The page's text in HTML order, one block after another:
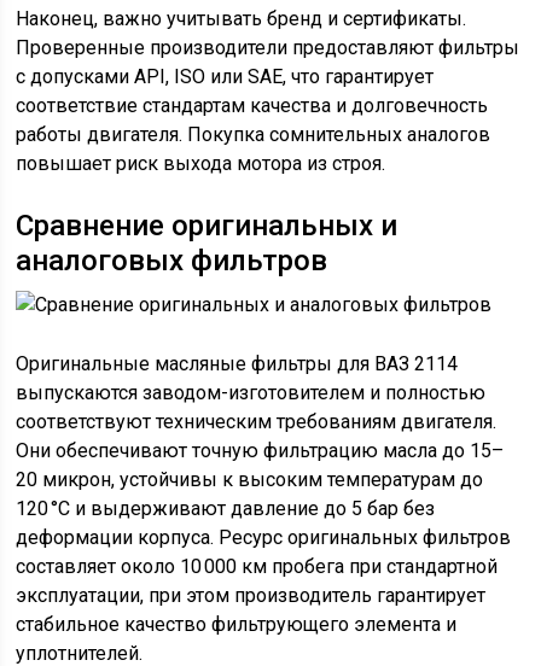
Наконец, важно учитывать бренд и сертификаты.
Проверенные производители предоставляют фильтры
с допусками API, ISO или SAE, что гарантирует
соответствие стандартам качества и долговечность
работы двигателя. Покупка сомнительных аналогов
повышает риск выхода мотора из строя.
Сравнение оригинальных и
аналоговых фильтров
Оригинальные масляные фильтры для ВАЗ 2114
выпускаются заводом-изготовителем и полностью
соответствуют техническим требованиям двигателя.
Они обеспечивают точную фильтрацию масла до 15–
20 микрон, устойчивы к высоким температурам до
120 °C и выдерживают давление до 5 бар без
деформации корпуса. Ресурс оригинальных фильтров
составляет около 10 000 км пробега при стандартной
эксплуатации, при этом производитель гарантирует
стабильное качество фильтрующего элемента и
уплотнителей.